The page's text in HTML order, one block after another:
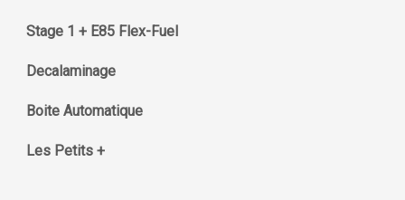
Stage 1 + E85 Flex-Fuel
Decalaminage
Boite Automatique
Les Petits +